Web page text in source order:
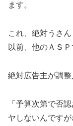
ます。
これ、絶対うさん
以前、他のＡＳ
絶対広告主が調整
「予算次第で否
ヤしないんですが